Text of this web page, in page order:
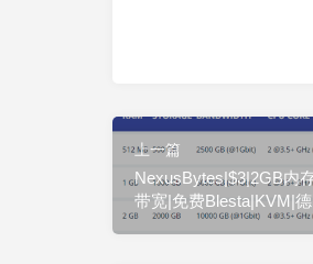
上一篇
NexusBytes|$3|2GB内
带宽|免费Blesta|KVM|德